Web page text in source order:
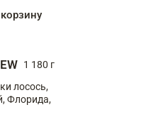
корзину
1 180 г
лосось,
Флорида,